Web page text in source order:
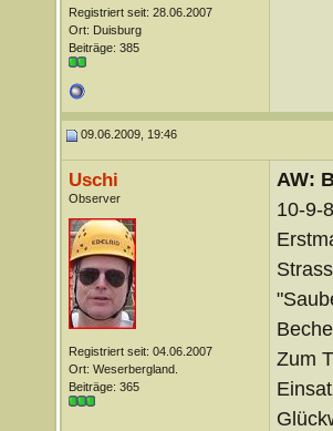
Registriert seit: 28.06.2007
Ort: Duisburg
Beiträge: 385
09.06.2009, 19:46
Uschi
Observer
Registriert seit: 04.06.2007
Ort: Weserbergland.
Beiträge: 365
AW:
10-9-
Zum